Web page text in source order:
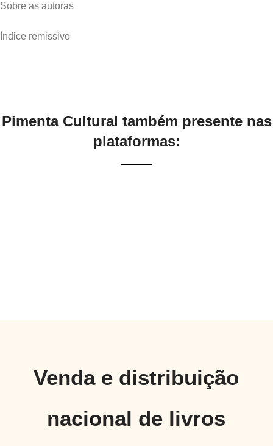
Sobre as autoras
Índice remissivo
Pimenta Cultural também presente nas
plataformas:
Venda e distribuição
nacional de livros